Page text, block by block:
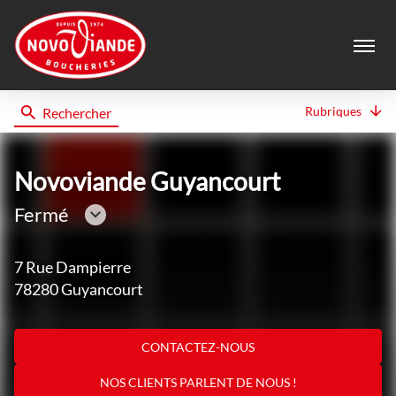
Menu
Rechercher Rubriques
Novoviande
Novoviande Guyancourt
Fermé
Consulter
horaires
7 Rue Dampierre
78280 Guyancourt
CONTACTEZ-NOUS
NOS CLIENTS PARLENT DE NOUS !